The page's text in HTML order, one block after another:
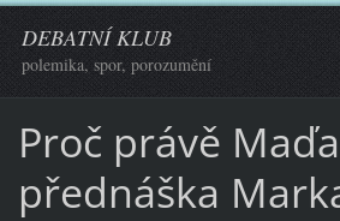
DEBATNÍ KLUB
polemika, spor, porozumění
Proč právě
přednáška